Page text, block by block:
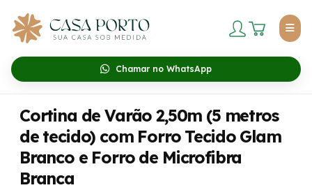
Chamar no WhatsApp
Cortina de Varão 2,50m (5 metros
de tecido) com Forro Tecido Glam
Branco e Forro de Microfibra
Branca